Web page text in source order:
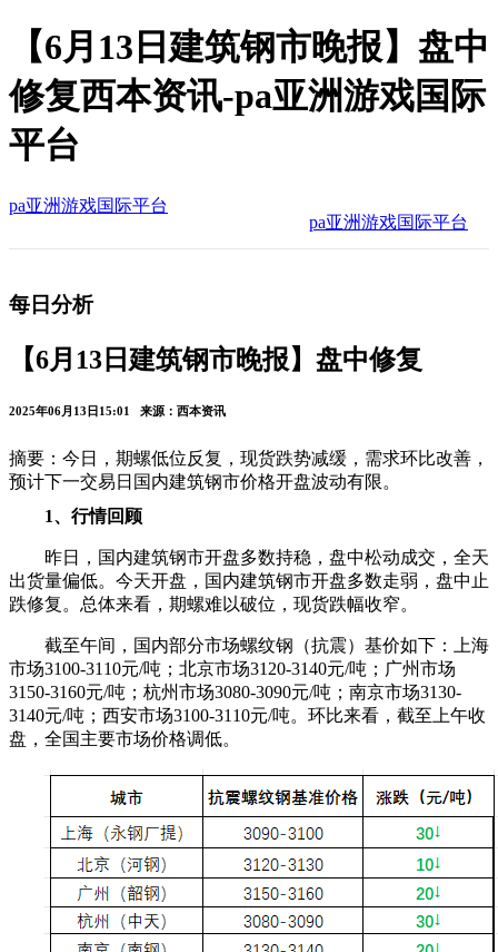
【6月13日建筑钢市晚报】盘中
修复西本资讯-pa亚洲游戏国际
平台
pa亚洲游戏国际平台
pa亚洲游戏国际平台
每日分析
【6月13日建筑钢市晚报】盘中修复
2025年06月13日15:01 来源：西本资讯
摘要：今日，期螺低位反复，现货跌势减缓，需求环比改善，
预计下一交易日国内建筑钢市价格开盘波动有限。
1、行情回顾
昨日，国内建筑钢市开盘多数持稳，盘中松动成交，全天
出货量偏低。今天开盘，国内建筑钢市开盘多数走弱，盘中止
跌修复。总体来看，期螺难以破位，现货跌幅收窄。
截至午间，国内部分市场螺纹钢（抗震）基价如下：上海
市场3100-3110元/吨；北京市场3120-3140元/吨；广州市场
3150-3160元/吨；杭州市场3080-3090元/吨；南京市场3130-
3140元/吨；西安市场3100-3110元/吨。环比来看，截至上午收
盘，全国主要市场价格调低。